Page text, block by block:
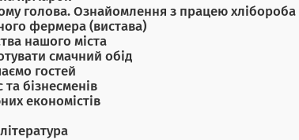
голова. Ознайомлення з працею хлібороба
фермера (вистава)
нашого міста
смачний обід
гостей
та бізнесменів
економістів